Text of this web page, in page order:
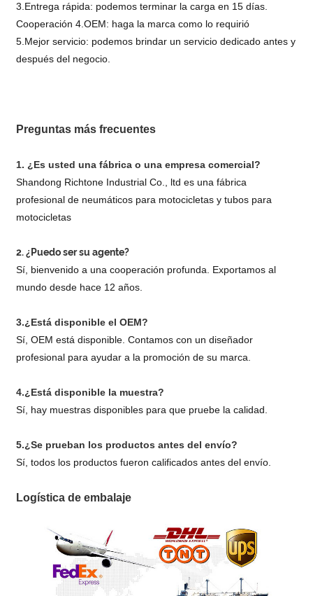
3.Entrega rápida: podemos terminar la carga en 15 días.
Cooperación 4.OEM: haga la marca como lo requirió
5.Mejor servicio: podemos brindar un servicio dedicado antes y
después del negocio.
Preguntas más frecuentes
1. ¿Es usted una fábrica o una empresa comercial?
Shandong Richtone Industrial Co., ltd es una fábrica
profesional de neumáticos para motocicletas y tubos para
motocicletas
2. ¿Puedo ser su agente?
Sí, bienvenido a una cooperación profunda. Exportamos al
mundo desde hace 12 años.
3.¿Está disponible el OEM?
Sí, OEM está disponible. Contamos con un diseñador
profesional para ayudar a la promoción de su marca.
4.¿Está disponible la muestra?
Sí, hay muestras disponibles para que pruebe la calidad.
5.¿Se prueban los productos antes del envío?
Sí, todos los productos fueron calificados antes del envío.
Logística de embalaje